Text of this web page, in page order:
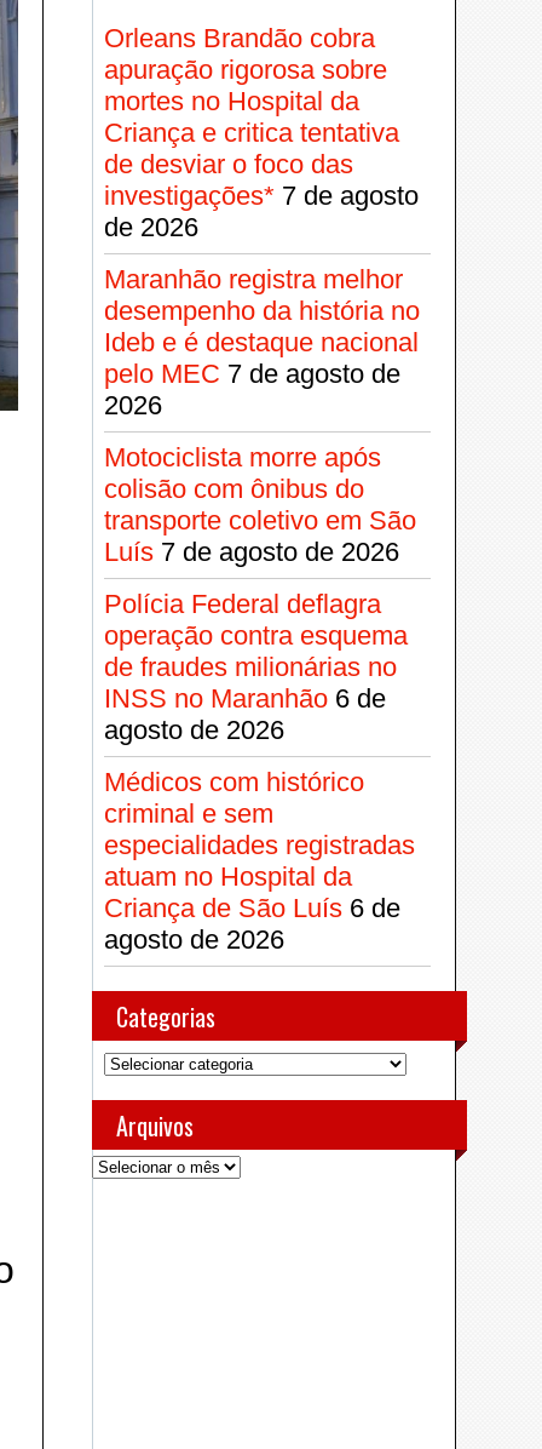
Orleans Brandão cobra
apuração rigorosa sobre
mortes no Hospital da
Criança e critica tentativa
de desviar o foco das
investigações* 7 de agosto
de 2026
Maranhão registra melhor
desempenho da história no
Ideb e é destaque nacional
pelo MEC 7 de agosto de
2026
Motociclista morre após
colisão com ônibus do
transporte coletivo em São
Luís 7 de agosto de 2026
Polícia Federal deflagra
operação contra esquema
de fraudes milionárias no
INSS no Maranhão 6 de
agosto de 2026
Médicos com histórico
criminal e sem
especialidades registradas
atuam no Hospital da
Criança de São Luís 6 de
agosto de 2026
Categorias
Categorias
Arquivos
Arquivos